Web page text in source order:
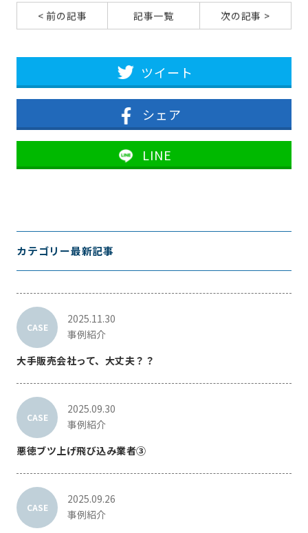
< 前の記事 記事一覧 次の記事 >
ツイート
シェア
LINE
カテゴリー最新記事
CASE
2025.11.30
事例紹介
大手販売会社って、大丈夫？？
CASE
2025.09.30
事例紹介
悪徳ブツ上げ飛び込み業者③
CASE
2025.09.26
事例紹介